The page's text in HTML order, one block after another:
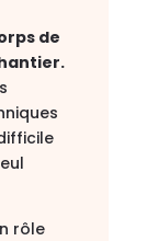
de
rôle